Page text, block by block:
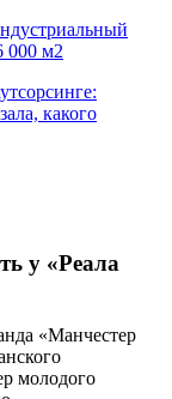
000 м2
какого
у «Реала
«Манчестер
молодого